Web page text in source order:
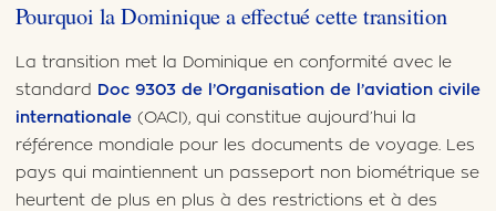
Pourquoi la Dominique a effectué cette transition
La transition met la Dominique en conformité avec le
standard Doc 9303 de l’Organisation de l’aviation civile
internationale(OACI), qui constitue aujourd’hui la
référence mondiale pour les documents de voyage. Les
pays qui maintiennent un passeport non biométrique se
heurtent de plus en plus à des restrictions et à des